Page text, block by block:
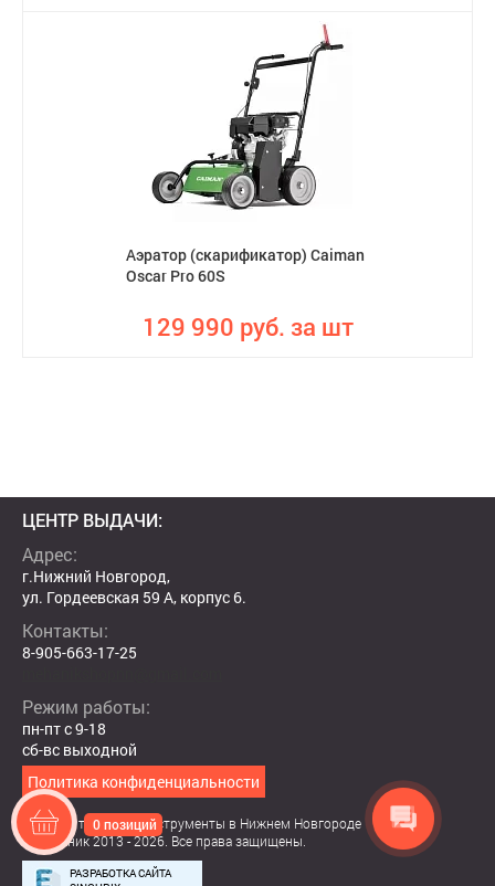
Аэратор (скарификатор) Caiman
Oscar Pro 60S
129 990 руб. за шт
ЦЕНТР ВЫДАЧИ:
Адрес:
г.Нижний Новгород,
ул. Гордеевская 59 А, корпус 6.
0 позиций
Контакты:
8-905-663-17-25
Режим работы:
пн-пт с 9-18
сб-вс выходной
Политика конфиденциальности
Садовая техника и инструменты в Нижнем Новгороде
© Механик 2013 - 2026. Все права защищены.
РАЗРАБОТКА САЙТА